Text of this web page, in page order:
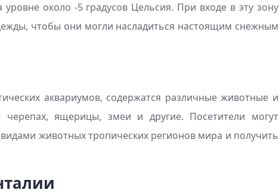
около -5 градусов Цельсия. При входе в эту зону
чтобы они могли насладиться настоящим снежным
аквариумов, содержатся различные животные и
ящерицы, змеи и другие. Посетители могут
животных тропических регионов мира и получить